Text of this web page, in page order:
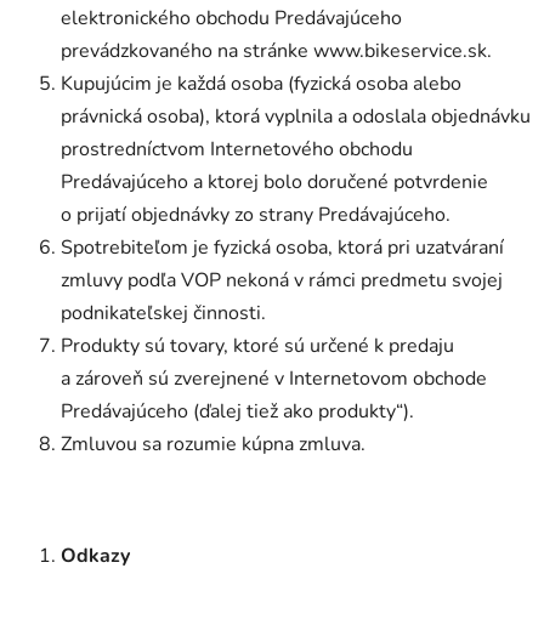
elektronického obchodu Predávajúceho
prevádzkovaného na stránke www.bikeservice.sk.
Kupujúcim je každá osoba (fyzická osoba alebo
právnická osoba), ktorá vyplnila a odoslala objednávku
prostredníctvom Internetového obchodu
Predávajúceho a ktorej bolo doručené potvrdenie
o prijatí objednávky zo strany Predávajúceho.
Spotrebiteľom je fyzická osoba, ktorá pri uzatváraní
zmluvy podľa VOP nekoná v rámci predmetu svojej
podnikateľskej činnosti.
Produkty sú tovary, ktoré sú určené k predaju
a zároveň sú zverejnené v Internetovom obchode
Predávajúceho (ďalej tiež ako produkty“).
Zmluvou sa rozumie kúpna zmluva.
Odkazy